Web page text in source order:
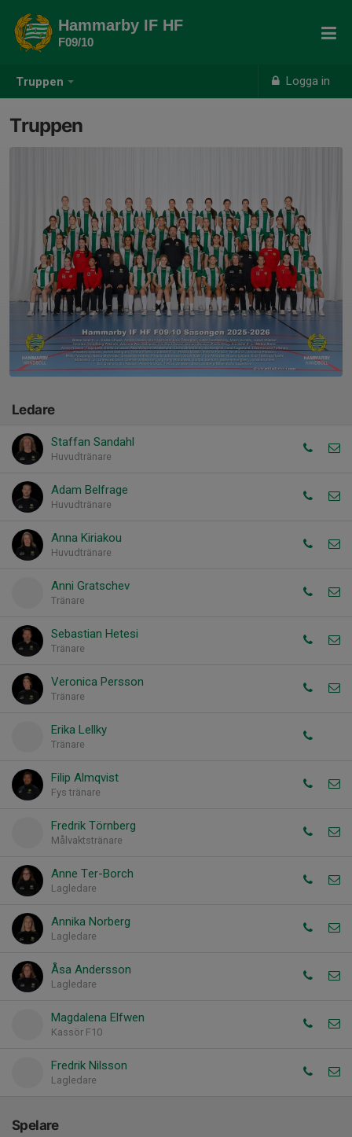
Truppen Logga in
Hammarby IF HF
F09/10
Truppen
Ledare
Staffan Sandahl
Huvudtränare
Adam Belfrage
Huvudtränare
Anna Kiriakou
Huvudtränare
Anni Gratschev
Tränare
Sebastian Hetesi
Tränare
Veronica Persson
Tränare
Erika Lellky
Tränare
Filip Almqvist
Fys tränare
Fredrik Törnberg
Målvaktstränare
Anne Ter-Borch
Lagledare
Annika Norberg
Lagledare
Åsa Andersson
Lagledare
Magdalena Elfwen
Kassör F10
Fredrik Nilsson
Lagledare
Spelare